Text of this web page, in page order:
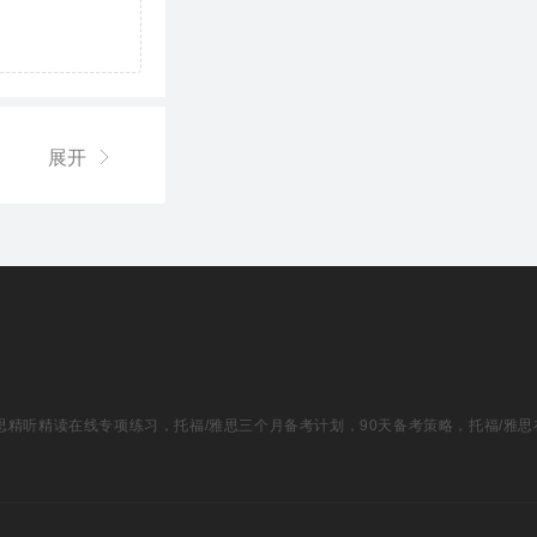
展开
听精读在线专项练习，托福/雅思三个月备考计划，90天备考策略，托福/雅思